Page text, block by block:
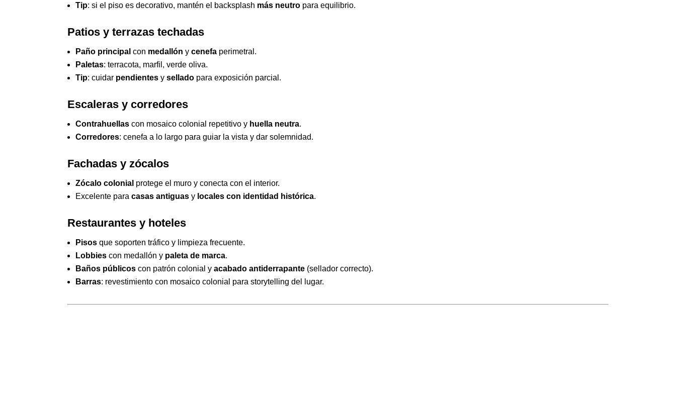
Tip: si el piso es decorativo, mantén el backsplash más neutro para equilibrio.
Patios y terrazas techadas
Paño principal con medallón ycenefa perimetral.
Paletas: terracota, marfil, verde oliva.
Tip: cuidar pendientes ysellado para exposición parcial.
Escaleras y corredores
Contrahuellas con mosaico colonial repetitivo y huella neutra.
Corredores: cenefa a lo largo para guiar la vista y dar solemnidad.
Fachadas y zócalos
Zócalo colonial protege el muro y conecta con el interior.
Excelente paracasas antiguas y locales con identidad histórica.
Restaurantes y hoteles
Pisos que soporten tráfico y limpieza frecuente.
Lobbies con medallón y paleta de marca.
Baños públicos con patrón colonial yacabado antiderrapante (sellador correcto).
Barras: revestimiento con mosaico colonial para storytelling del lugar.